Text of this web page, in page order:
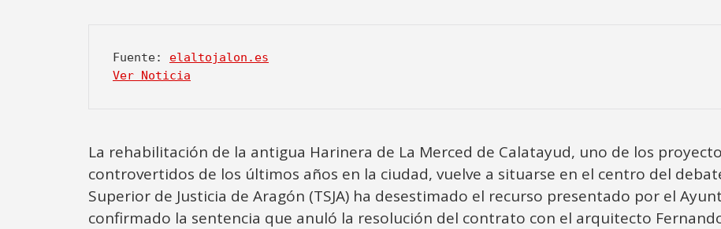
Fuente: elaltojalon.es
Ver Noticia
La rehabilitación de la antigua Harinera de La Merced de Calatayud, uno de los
controvertidos de los últimos años en la ciudad, vuelve a situarse en el centro del
Superior de Justicia de Aragón (TSJA) ha desestimado el recurso presentado por el
confirmado la sentencia que anuló la resolución del contrato con el arquitecto